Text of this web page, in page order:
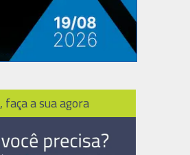
, faça a sua agora